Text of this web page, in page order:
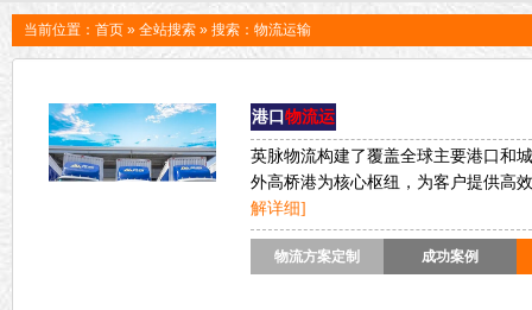
上海石家庄太原物流
当前位置： 首页 » 全站搜索 » 搜索：物流运输
港口 物流运
输
以港口为核心枢纽，整合运
系
英脉物流构建了覆盖全球主要港口和
外高桥港为核心枢纽，为客户提供高
解详细]
物流方案定制 成功案例